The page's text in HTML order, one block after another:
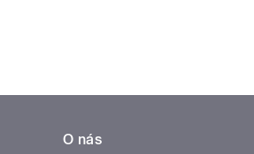
O nás